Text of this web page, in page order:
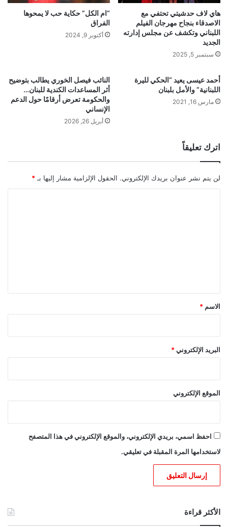
هاي لاف حدشيتي تحتفي مع
الاصدقاء بنجاح مهرجان الفيلم
اللبناني وتكشف عن مجلس إدارته
الجديد
سبتمبر 5, 2025
“ام الكل” حكاية حب لا يمحوها
الفراق
أكتوبر 9, 2024
أحمد عيسى يعيد “الحكي لليرة
اللبنانية” والأمل بلبنان
مارس 16, 2021
النائب فيصل الخوري يطالب بتوضيح
أثر المساعدات الكندية للبنان…
والحكومة تعرض أرقامًا حول الدعم
الإنساني
أبريل 26, 2026
اترك تعليقاً
لن يتم نشر عنوان بريدك الإلكتروني. الحقول الإلزامية مشار إليها بـ *
*
الاسم *
البريد الإلكتروني *
الموقع الإلكتروني
احفظ اسمي، بريدي الإلكتروني، والموقع الإلكتروني في هذا المتصفح
لاستخدامها المرة المقبلة في تعليقي.
الأكثر قراءة